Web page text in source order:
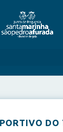
DO